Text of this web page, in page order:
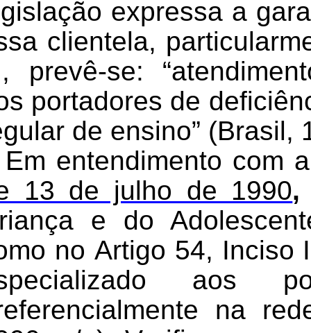
expressa a
clientela,
prevê-se:
portadores de
de ensino” (Brasil,
Em entendimento com
13 de julho de 1990,
e do
no Artigo 54, Inciso
aos
na